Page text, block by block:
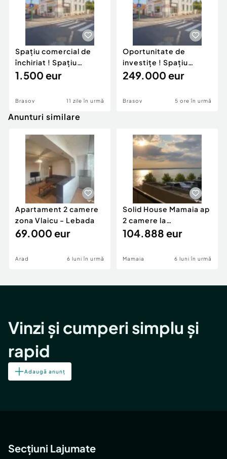
Spațiu comercial de
închiriat ! Spaţiu
comercial 120 mp.
1.500 eur
Brasov 11 zile în urmă
Oportunitate de
investiţe ! Spaţiu
comercial 120 mp, st...
249.000 eur
Brasov 5 ore în urmă
Anunturi similare
Apartament 2 camere
zona Vlaicu - Lebada
69.000 eur
Arad 6 luni în urmă
Solid House Mamaia ap
2 camere la
cheie,langa Mega
104.888 eur
Mamaia 6 luni în urmă
Vinzi și cumperi simplu și
rapid
Adaugă anunț
Secțiuni Lajumate